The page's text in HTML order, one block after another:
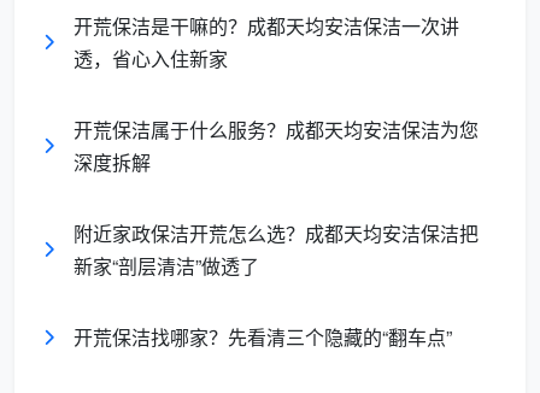
这种“重资产”模式看似笨重，却从根本上解决了用
户对“上门服务”不确定性的担忧。正是这套标准，让天
司指定的售后开荒合作伙伴。
开荒保洁与日常保洁，真的不是一回事
很多用户会问：“我请个日常保洁阿姨多来几次，不
也能把新房弄干净吗？”这是一个典型的认知误区。开荒
维护清洁。
开荒保洁是干嘛的？成都天均安洁保洁一次讲
透，省心入住新家
开荒保洁属于什么服务？成都天均安洁保洁为您
深度拆解
附近家政保洁开荒怎么选？成都天均安洁保洁把
新家“剖层清洁”做透了
开荒保洁找哪家？先看清三个隐藏的“翻车点”